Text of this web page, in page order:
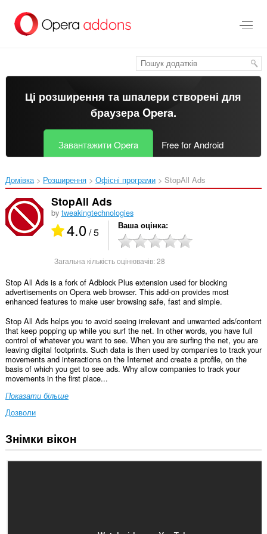
основного
Ці розширення та шпалери створені для
браузера Opera.
Завантажити Opera Free for Android
Домівка Розширення Офісні програми StopAll Ads‎
StopAll Ads
by tweakingtechnologies
4.0/ 5 Ваша оцінка
Загальна кількість оцінювачів:28
Stop All Ads is a fork of Adblock Plus extension used for blocking
advertisements on Opera web browser. This add-on provides most
enhanced features to make user browsing safe, fast and simple.
Stop All Ads helps you to avoid seeing irrelevant and unwanted ads/content
that keep popping up while you surf the net. In other words, you have full
control of whatever you want to see. When you are surfing the net, you are
leaving digital footprints. Such data is then used by companies to track your
movements and interactions on the Internet and create a profile, on the
basis of which you get to see ads. Why allow companies to track your
movements in the first place...
Показати більше
Дозволи
Це
розширення
Знімки вікон